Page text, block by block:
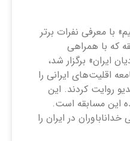
با معرفی نفرات برتر
که با همراهی
ایران» برگزار شد،‌
اقلیت‌های ایرانی را
روایت کردند. این
این مسابقه است.
در ایران را